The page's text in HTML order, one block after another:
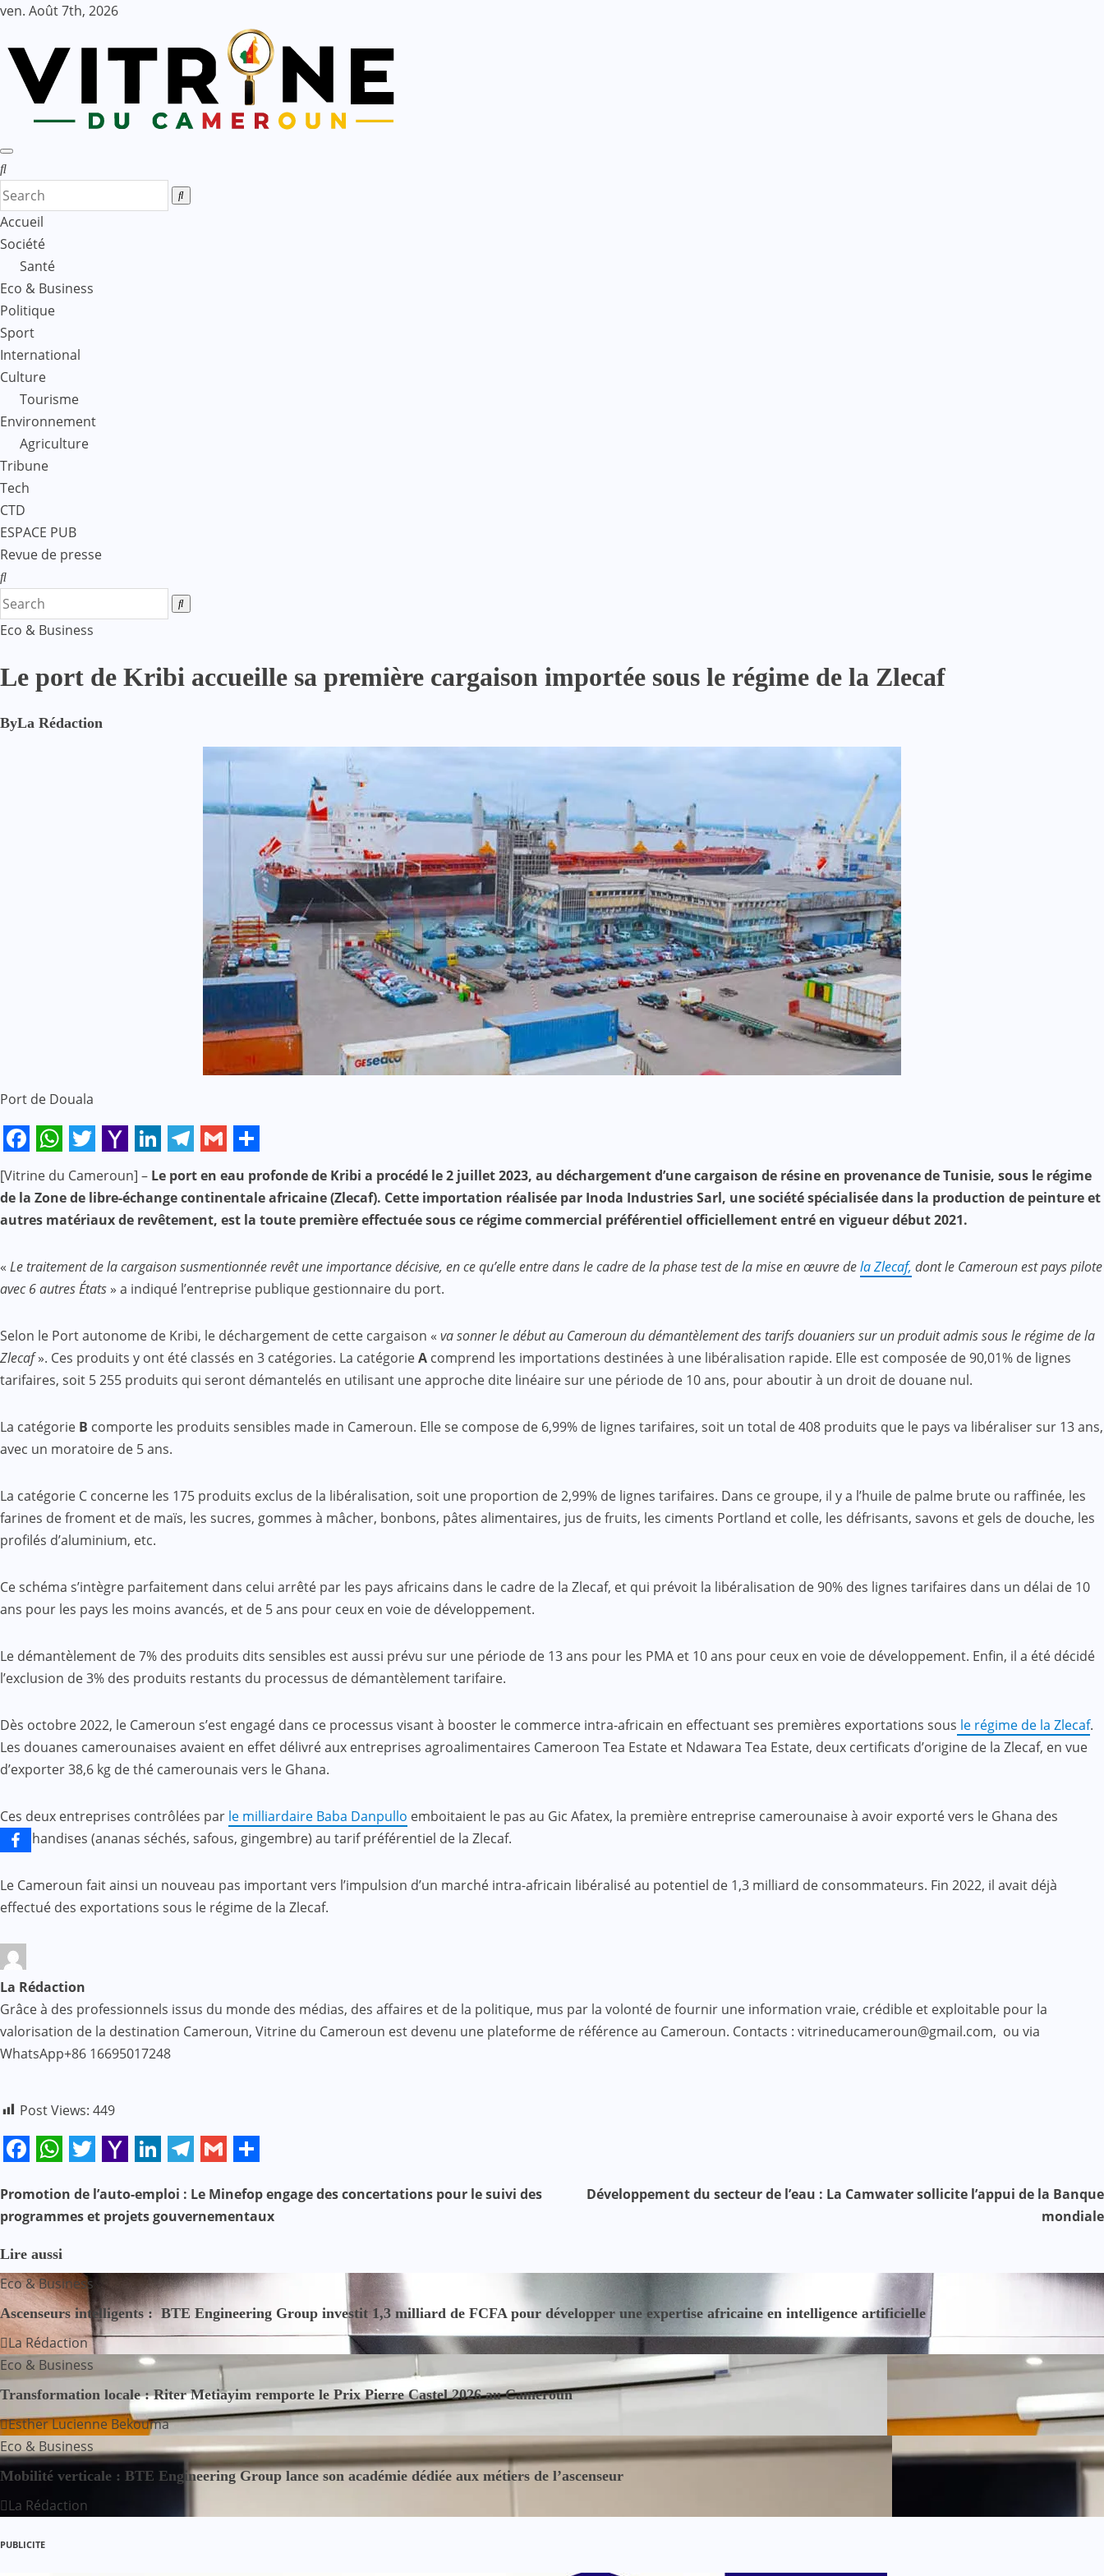
Skip
content
ven. Août 7th, 2026
Accueil
Société
Santé
Eco & Business
Politique
Sport
International
Culture
Tourisme
Environnement
Agriculture
Tribune
Tech
CTD
ESPACE PUB
Revue de presse
Eco & Business
Le port de Kribi accueille sa première cargaison importée sous le régime de la Zlecaf
ByLa Rédaction
Port de Douala
Facebook
WhatsApp
Twitter
Yahoo
Mail
LinkedIn
Telegram
Gmail
Share
[Vitrine du Cameroun] – Le port en eau profonde de Kribi a procédé le 2 juillet 2023, au déchargement d’une cargaison de résine en provenance de Tunisie, sous le régime
de la Zone de libre-échange continentale africaine (Zlecaf). Cette importation réalisée par Inoda Industries Sarl, une société spécialisée dans la production de peinture et
autres matériaux de revêtement, est la toute première effectuée sous ce régime commercial préférentiel officiellement entré en vigueur début 2021.
« Le traitement de la cargaison susmentionnée revêt une importance décisive, en ce qu’elle entre dans le cadre de la phase test de la mise en œuvre dela Zlecaf, dont le Cameroun est pays pilote
avec 6 autres États » a indiqué l’entreprise publique gestionnaire du port.
Selon le Port autonome de Kribi, le déchargement de cette cargaison « va sonner le début au Cameroun du démantèlement des tarifs douaniers sur un produit admis sous le régime de la
Zlecaf». Ces produits y ont été classés en 3 catégories. La catégorieA comprend les importations destinées à une libéralisation rapide. Elle est composée de 90,01% de lignes
tarifaires, soit 5 255 produits qui seront démantelés en utilisant une approche dite linéaire sur une période de 10 ans, pour aboutir à un droit de douane nul.
La catégorie B comporte les produits sensibles made in Cameroun. Elle se compose de 6,99% de lignes tarifaires, soit un total de 408 produits que le pays va libéraliser sur 13 ans,
avec un moratoire de 5 ans.
La catégorie C concerne les 175 produits exclus de la libéralisation, soit une proportion de 2,99% de lignes tarifaires. Dans ce groupe, il y a l’huile de palme brute ou raffinée, les
farines de froment et de maïs, les sucres, gommes à mâcher, bonbons, pâtes alimentaires, jus de fruits, les ciments Portland et colle, les défrisants, savons et gels de douche, les
profilés d’aluminium, etc.
Ce schéma s’intègre parfaitement dans celui arrêté par les pays africains dans le cadre de la Zlecaf, et qui prévoit la libéralisation de 90% des lignes tarifaires dans un délai de 10
ans pour les pays les moins avancés, et de 5 ans pour ceux en voie de développement.
Le démantèlement de 7% des produits dits sensibles est aussi prévu sur une période de 13 ans pour les PMA et 10 ans pour ceux en voie de développement. Enfin, il a été décidé
l’exclusion de 3% des produits restants du processus de démantèlement tarifaire.
Dès octobre 2022, le Cameroun s’est engagé dans ce processus visant à booster le commerce intra-africain en effectuant ses premières exportations sous le régime de la Zlecaf.
Les douanes camerounaises avaient en effet délivré aux entreprises agroalimentaires Cameroon Tea Estate et Ndawara Tea Estate, deux certificats d’origine de la Zlecaf, en vue
d’exporter 38,6 kg de thé camerounais vers le Ghana.
Ces deux entreprises contrôlées par le milliardaire Baba Danpullo emboitaient le pas au Gic Afatex, la première entreprise camerounaise à avoir exporté vers le Ghana des
marchandises (ananas séchés, safous, gingembre) au tarif préférentiel de la Zlecaf.
Le Cameroun fait ainsi un nouveau pas important vers l’impulsion d’un marché intra-africain libéralisé au potentiel de 1,3 milliard de consommateurs. Fin 2022, il avait déjà
effectué des exportations sous le régime de la Zlecaf.
La Rédaction
Grâce à des professionnels issus du monde des médias, des affaires et de la politique, mus par la volonté de fournir une information vraie, crédible et exploitable pour la
valorisation de la destination Cameroun, Vitrine du Cameroun est devenu une plateforme de référence au Cameroun. Contacts : vitrineducameroun@gmail.com, ou via
WhatsApp+86 16695017248
Post Views: 449
Mail
N
v
i
g
a
t
i
o
n
d
Promotion de l’auto-emploi : Le Minefop engage des concertations pour le suivi des
programmes et projets gouvernementaux
Développement du secteur de l’eau : La Camwater sollicite l’appui de la Banque
mondiale
Lire aussi
Eco & Business
Ascenseurs intelligents : BTE Engineering Group investit 1,3 milliard de FCFA pour développer une expertise africaine en intelligence artificielle
La Rédaction
Eco & Business
Transformation locale : Riter Metiayim remporte le Prix Pierre Castel 2026 au Cameroun
Esther Lucienne Bekouma
Eco & Business
Mobilité verticale : BTE Engineering Group lance son académie dédiée aux métiers de l’ascenseur
La Rédaction
PUBLICITE